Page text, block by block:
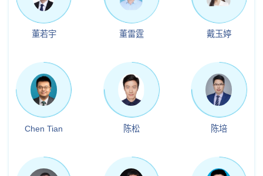
董若宇 董雷霆 戴玉婷
Chen Tian 陈松 陈培